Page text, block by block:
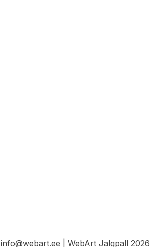
info@webart.ee | WebArt Jalgpall 2026